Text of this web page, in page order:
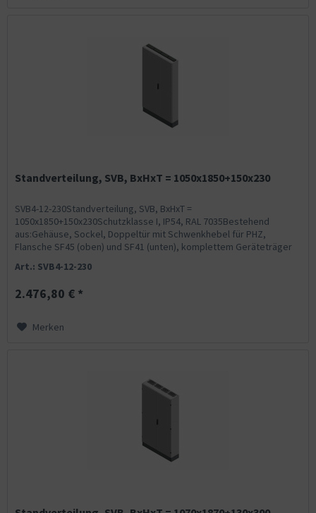
Standverteilung, SVB, BxHxT = 1050x1850+150x230
SVB4-12-230Standverteilung, SVB, BxHxT =
1050x1850+150x230Schutzklasse I, IP54, RAL 7035Bestehend
aus:Gehäuse, Sockel, Doppeltür mit Schwenkhebel für PHZ,
Flansche SF45 (oben) und SF41 (unten), komplettem Geräteträger
Art.: SVB4-12-230
2.476,80 € *
Merken